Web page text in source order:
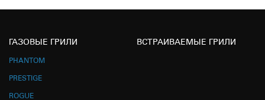
ГАЗОВЫЕ ГРИЛИ
PHANTOM
PRESTIGE
ROGUE
ВСТРАИВАЕМЫЕ ГРИЛИ